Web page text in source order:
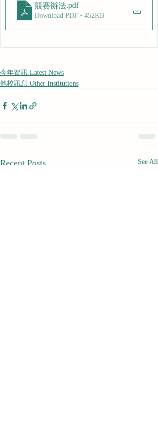
競賽辦法.pdf
Download PDF • 452KB
今年資訊 Latest News
他校訊息 Other Institutions
Recent Posts See All